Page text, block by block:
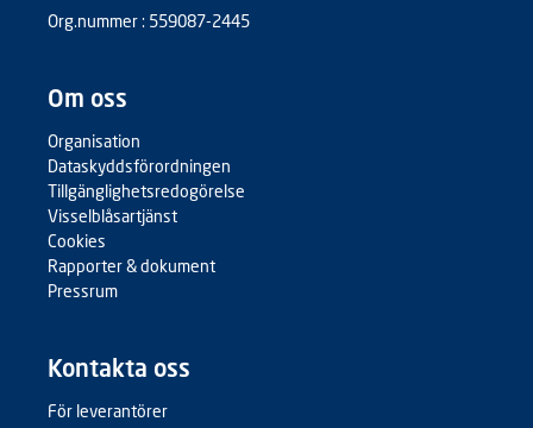
Org.nummer : 559087-2445
Om oss
Organisation
Dataskyddsförordningen
Tillgänglighetsredogörelse
Visselblåsartjänst
Cookies
Rapporter & dokument
Pressrum
Kontakta oss
För leverantörer